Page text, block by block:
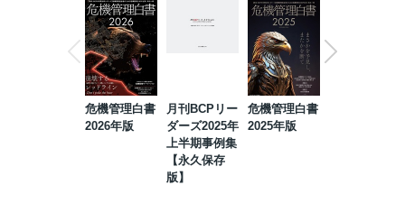
危機管理白書
2026年版
月刊BCPリー
ダーズ2025年
上半期事例集
【永久保存
版】
危機管理白書
2025年版